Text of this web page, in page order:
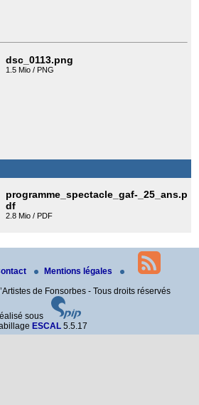
dsc_0113.png
1.5 Mio / PNG
programme_spectacle_gaf-_25_ans.p
df
2.8 Mio / PDF
Mentions légales
de Fonsorbes - Tous droits réservés
sous
ESCAL 5.5.17